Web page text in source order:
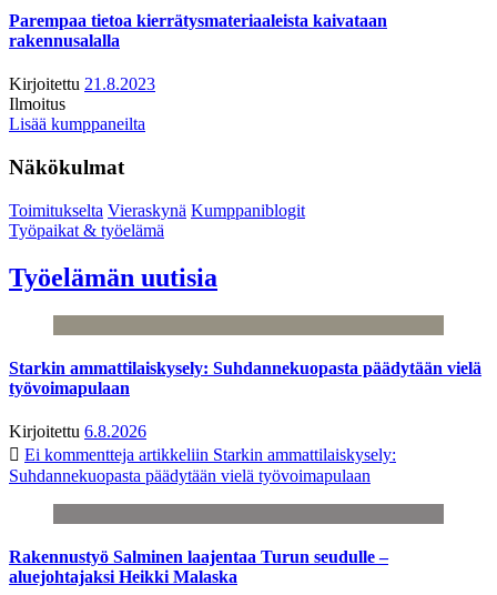
Parempaa tietoa kierrätysmateriaaleista kaivataan
rakennusalalla
Kirjoitettu 21.8.2023
Ilmoitus
Lisää kumppaneilta
Näkökulmat
Toimitukselta Vieraskynä Kumppaniblogit
Työpaikat & työelämä
Työelämän uutisia
Starkin ammattilaiskysely: Suhdannekuopasta päädytään vielä
työvoimapulaan
Kirjoitettu 6.8.2026
Ei kommentteja artikkeliin Starkin ammattilaiskysely:
Suhdannekuopasta päädytään vielä työvoimapulaan
Rakennustyö Salminen laajentaa Turun seudulle –
aluejohtajaksi Heikki Malaska